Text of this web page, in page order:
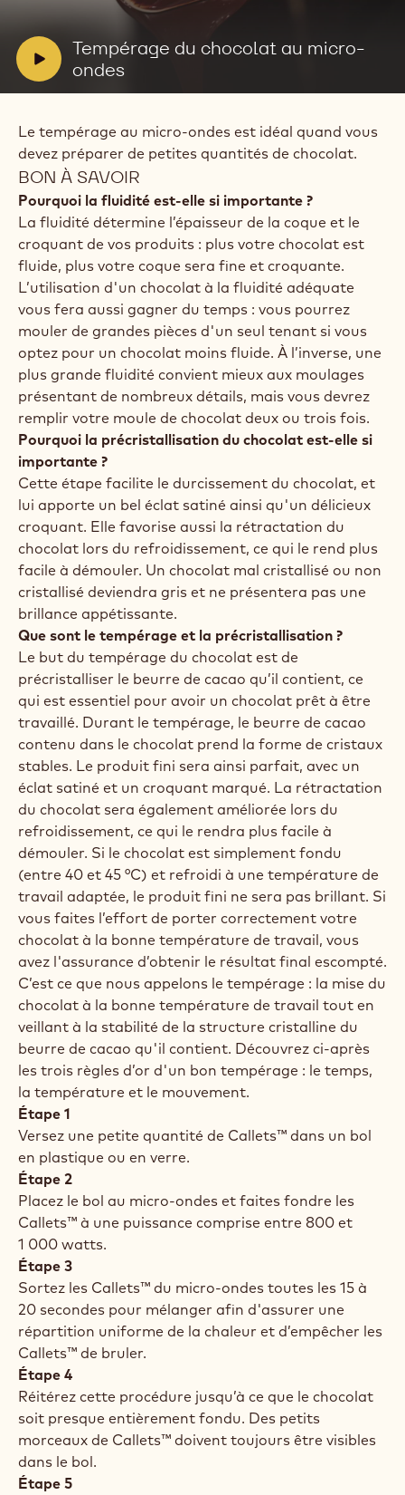
V
i
d
o
:
Tempérage du chocolat au micro-
ondes
Tempérage
du
chocolat
Le tempérage au micro-ondes est idéal quand vous
devez préparer de petites quantités de chocolat.
BON À SAVOIR
Pourquoi la fluidité est-elle si importante ?
La fluidité détermine l’épaisseur de la coque et le
croquant de vos produits : plus votre chocolat est
fluide, plus votre coque sera fine et croquante.
L’utilisation d'un chocolat à la fluidité adéquate
vous fera aussi gagner du temps : vous pourrez
mouler de grandes pièces d'un seul tenant si vous
optez pour un chocolat moins fluide. À l’inverse, une
plus grande fluidité convient mieux aux moulages
présentant de nombreux détails, mais vous devrez
remplir votre moule de chocolat deux ou trois fois.
Pourquoi la précristallisation du chocolat est-elle si
importante ?
Cette étape facilite le durcissement du chocolat, et
lui apporte un bel éclat satiné ainsi qu'un délicieux
croquant. Elle favorise aussi la rétractation du
chocolat lors du refroidissement, ce qui le rend plus
facile à démouler. Un chocolat mal cristallisé ou non
cristallisé deviendra gris et ne présentera pas une
brillance appétissante.
Que sont le tempérage et la précristallisation ?
Le but du tempérage du chocolat est de
précristalliser le beurre de cacao qu’il contient, ce
qui est essentiel pour avoir un chocolat prêt à être
travaillé. Durant le tempérage, le beurre de cacao
contenu dans le chocolat prend la forme de cristaux
stables. Le produit fini sera ainsi parfait, avec un
éclat satiné et un croquant marqué. La rétractation
du chocolat sera également améliorée lors du
refroidissement, ce qui le rendra plus facile à
démouler. Si le chocolat est simplement fondu
(entre 40 et 45 °C) et refroidi à une température de
travail adaptée, le produit fini ne sera pas brillant. Si
vous faites l’effort de porter correctement votre
chocolat à la bonne température de travail, vous
avez l'assurance d’obtenir le résultat final escompté.
C’est ce que nous appelons le tempérage : la mise du
chocolat à la bonne température de travail tout en
veillant à la stabilité de la structure cristalline du
beurre de cacao qu'il contient. Découvrez ci-après
les trois règles d’or d'un bon tempérage : le temps,
la température et le mouvement.
Étape 1
Versez une petite quantité de Callets™ dans un bol
en plastique ou en verre.
Étape 2
Placez le bol au micro-ondes et faites fondre les
Callets™ à une puissance comprise entre 800 et
1 000 watts.
Étape 3
Sortez les Callets™ du micro-ondes toutes les 15 à
20 secondes pour mélanger afin d'assurer une
répartition uniforme de la chaleur et d’empêcher les
Callets™ de bruler.
Étape 4
Réitérez cette procédure jusqu’à ce que le chocolat
soit presque entièrement fondu. Des petits
morceaux de Callets™ doivent toujours être visibles
dans le bol.
Étape 5